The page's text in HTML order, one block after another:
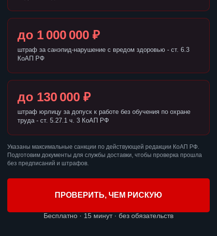
до 1 000 000 ₽
штраф за санэпид-нарушение с вредом здоровью - ст. 6.3
КоАП РФ
до 130 000 ₽
штраф юрлицу за допуск к работе без обучения по охране
труда - ст. 5.27.1 ч. 3 КоАП РФ
Указаны максимальные санкции по действующей редакции КоАП РФ.
Подготовим документы для службы доставки, чтобы проверка прошла
без предписаний и штрафов.
ПРОВЕРИТЬ, ЧЕМ РИСКУЮ
Бесплатно · 15 минут · без обязательств